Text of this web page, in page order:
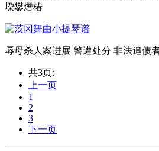
垜鐢熸椿
辱母杀人案进展 警遭处分 非法追债
共3页:
上一页
1
2
3
下一页